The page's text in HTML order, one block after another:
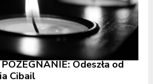
Odeszła od
Cibail